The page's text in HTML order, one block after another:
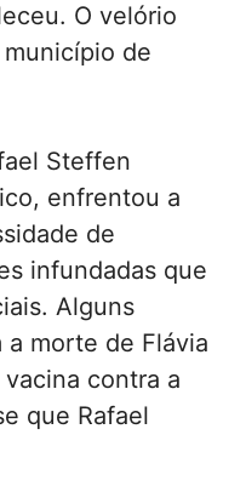
O velório
de
Steffen
enfrentou a
de
infundadas que
Alguns
a morte de Flávia
contra a
que Rafael